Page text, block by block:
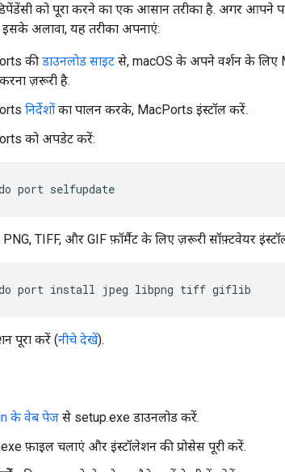
को पूरा करने का एक आसान तरीका है. अगर आपने
अलावा, यह तरीका अपनाएं:
कीडाउनलोड साइट से, macOS के अपने वर्शन के लिए
ज़रूरी है.
निर्देशों का पालन करके, MacPorts इंस्टॉल करें.
को अपडेट करें:
port
PNG, TIFF, और GIF फ़ॉर्मैट के लिए ज़रूरी सॉफ़्टवेयर
port install jpeg libpng tiff
पूरा करें (नीचे देखें).
के वेब पेज से setup.exe डाउनलोड करें.
फ़ाइल चलाएं और इंस्टॉलेशन की प्रोसेस पूरी करें.